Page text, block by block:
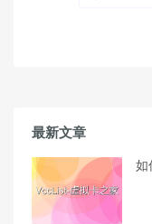
最新文章
如